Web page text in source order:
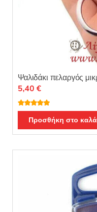
Ψαλιδάκι πελαργός
Βαθμολογή
θηκε με 5.00
από 5
5,40 €
Προσθήκη στο